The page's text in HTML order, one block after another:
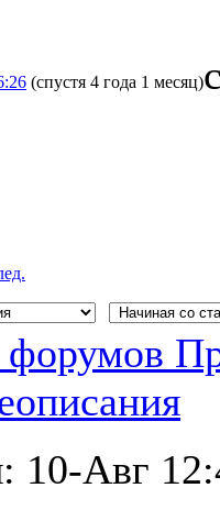
(спустя 4 года 1 месяц)
10-Авг